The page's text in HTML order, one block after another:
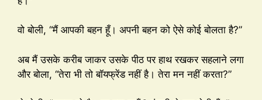
वो बोली, “मैं आपकी बहन हूँ। अपनी बहन को ऐसे कोई बोलता है?”
अब मैं उसके करीब जाकर उसके पीठ पर हाथ रखकर सहलाने लगा
और बोला, “तेरा भी तो बॉयफ्रेंड नहीं है। तेरा मन नहीं करता?”